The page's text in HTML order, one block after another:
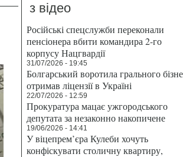
з відео
Російські спецслужби переконали
пенсіонера вбити командира 2-го
корпусу Нацгвардії
31/07/2026 - 19:45
Болгарський воротила грального
отримав ліцензії в Україні
22/07/2026 - 12:59
Прокуратура мацає ужгородського
депутата за незаконно накопичене
19/06/2026 - 14:41
У віцепрем’єра Кулеби хочуть
конфіскувати столичну квартиру,